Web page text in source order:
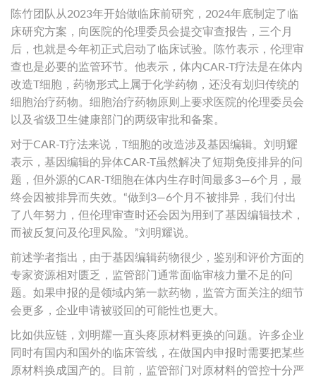
陈竹团队从2023年开始做临床前研究，2024年底制定了临
床研究方案，向医院的伦理委员会提交审查报告，三个月
后，也就是今年初正式启动了临床试验。陈竹表示，伦理审
查也是必要的监管环节。他表示，体内CAR-T疗法是在体内
改造T细胞，药物形式上属于化学药物，还没有划归传统的
细胞治疗药物。细胞治疗药物原则上要求医院的伦理委员会
以及省级卫生健康部门的两级审批和备案。
对于CAR-T疗法来说，T细胞的改造涉及基因编辑。刘明耀
表示，基因编辑的异体CAR-T虽然解决了短期免疫排异的问
题，但外源的CAR-T细胞在体内生存时间最多3—6个月，最
终会因被排异而失效。“做到3—6个月不被排异，我们付出
了八年努力，但伦理审查时还会因为用到了基因编辑技术，
而被反复问及伦理风险。”刘明耀说。
前述学者指出，由于基因编辑药物很少，鉴别和评价方面的
专家资源相对匮乏，监管部门通常面临审核力量不足的问
题。如果申报的是领域内第一款药物，监管方面关注的细节
会更多，企业申请被驳回的可能性也更大。
比如供应链，刘明耀一直头疼原材料更换的问题。许多企业
同时有国内和国外的临床管线，在做国内申报时需要把某些
原材料换成国产的。目前，监管部门对原材料的管控十分严